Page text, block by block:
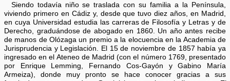
Siendo todavía niño se traslada con su familia a la Península,
viviendo primero en Cádiz y, desde que tuvo diez años, en Madrid,
en cuya Universidad estudia las carreras de Filosofía y Letras y de
Derecho, graduándose de abogado en 1860. Un año antes recibe
de manos de Olózaga un premio a la elocuencia en la Academia de
Jurisprudencia y Legislación. El 15 de noviembre de 1857 había ya
ingresado en el Ateneo de Madrid (con el número 1769, presentado
por Enrique Lemming, Fernando Cos-Gayón y Gabino María
Armeiza), donde muy pronto se hace conocer gracias a sus